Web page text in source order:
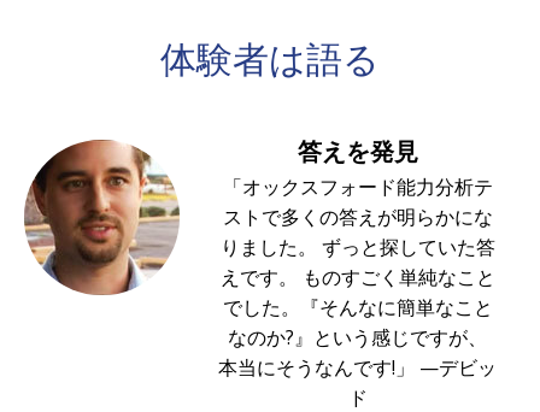
体験者は語る
答えを発見
「オックスフォード能力分析テ
ストで多くの答えが明らかにな
りました。 ずっと探していた答
えです。 ものすごく単純なこと
でした。『そんなに簡単なこと
なのか?』という感じですが、
本当にそうなんです!」 —デビッ
ド